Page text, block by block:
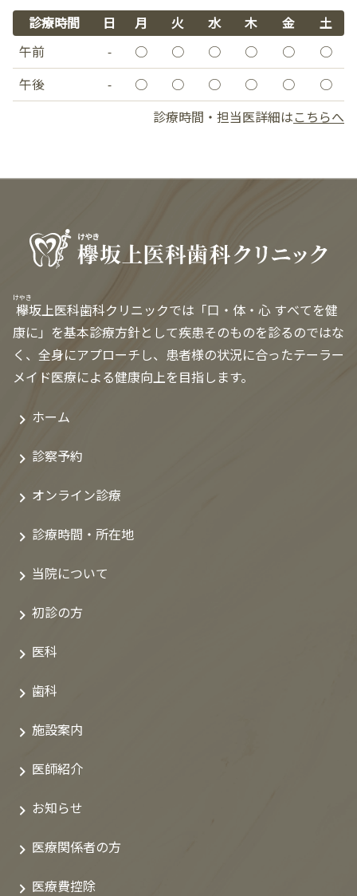
診療時間 日 月 火 水 木 金
土
午前
- ○ ○ ○ ○ ○
○
午後
- ○ ○ ○ ○ ○
○
診療時間・担当医詳細はこちらへ
欅
けやき
坂上医科歯科クリニックでは「口・体・心 すべてを健
康に」を基本診療方針として疾患そのものを診るのではな
く、全身にアプローチし、患者様の状況に合ったテーラー
メイド医療による健康向上を目指します。
ホーム
診察予約
オンライン診療
診療時間・所在地
当院について
初診の方
医科
歯科
施設案内
医師紹介
お知らせ
医療関係者の方
医療費控除